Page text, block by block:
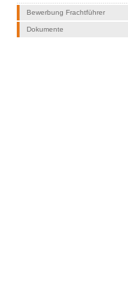
Bewerbung Frachtführer
Dokumente